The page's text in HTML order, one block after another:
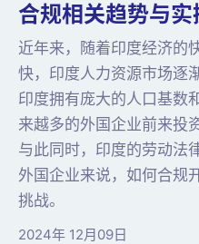
合规相关趋势与实
近年来，随着印度经济的
快，印度人力资源市场逐
印度拥有庞大的人口基数
来越多的外国企业前来投
与此同时，印度的劳动法
外国企业来说，如何合规
挑战。
2024年 12月09日